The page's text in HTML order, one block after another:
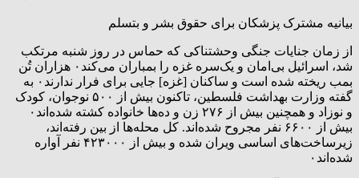
بیانیه مشترک پزشکان برای حقوق بشر و بتسلم
از زمان جنایات جنگی وحشتناکی که حماس در روز شنبه مرتکب
شد، اسرائیل بی‌امان و یک‌سره غزه را بمباران می‌کند۰ هزاران تُن
بمب ریخته شده است و ساکنان [غزه] جایی برای فرار ندارند۰ به
گفته وزارت بهداشت فلسطین، تاکنون بیش از ۵۰۰ نوجوان، کودک
و نوزاد و همچنین بیش از ۲۷۶ زن و ده‌ها خانواده کشته شده‌اند۰
بیش از ۶۶۰۰ نفر مجروح شده‌اند. کل محله‌ها از بین رفته‌اند،
زیرساخت‌های اساسی ویران شده و بیش از ۴۲۳۰۰۰ نفر آواره
شده‌اند۰